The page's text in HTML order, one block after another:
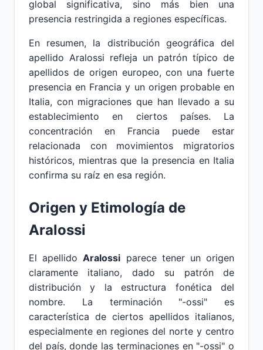
global significativa, sino más bien una
presencia restringida a regiones específicas.
En resumen, la distribución geográfica del
apellido Aralossi refleja un patrón típico de
apellidos de origen europeo, con una fuerte
presencia en Francia y un origen probable en
Italia, con migraciones que han llevado a su
establecimiento en ciertos países. La
concentración en Francia puede estar
relacionada con movimientos migratorios
históricos, mientras que la presencia en Italia
confirma su raíz en esa región.
Origen y Etimología de
Aralossi
El apellidoAralossi parece tener un origen
claramente italiano, dado su patrón de
distribución y la estructura fonética del
nombre. La terminación "-ossi" es
característica de ciertos apellidos italianos,
especialmente en regiones del norte y centro
del país, donde las terminaciones en "-ossi" o